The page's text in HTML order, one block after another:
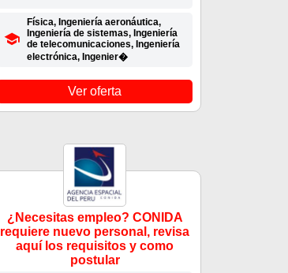
Física, Ingeniería aeronáutica,
Ingeniería de sistemas, Ingeniería
de telecomunicaciones, Ingeniería
electrónica, Ingenier�
Ver oferta
¿Necesitas empleo? CONIDA
requiere nuevo personal, revisa
aquí los requisitos y como
postular